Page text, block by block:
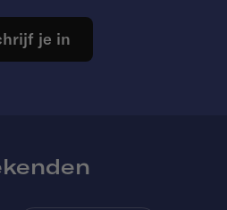
je in